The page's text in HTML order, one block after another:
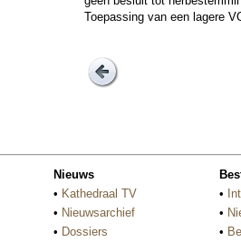
Toepas­sing van een lagere
Nieuws
• Kathedraal TV
• Nieuwsarchief
• Dossiers
•
•
•